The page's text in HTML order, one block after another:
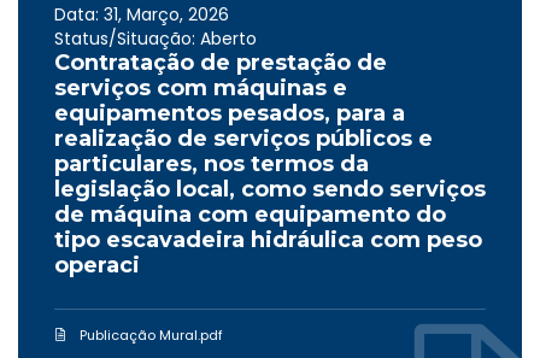
Data: 31, Março, 2026
Status/Situação: Aberto
Contratação de prestação de
serviços com máquinas e
equipamentos pesados, para a
realização de serviços públicos e
particulares, nos termos da
legislação local, como sendo serviços
de máquina com equipamento do
tipo escavadeira hidráulica com peso
operaci
Publicação Mural.pdf